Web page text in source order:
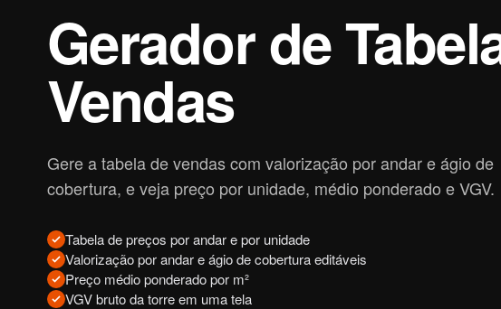
Gerador de
Vendas
Gere a tabela de vendas com valorização por andar e ágio de
cobertura, e veja preço por unidade, médio ponderado e VGV.
Tabela de preços por andar e por unidade
Valorização por andar e ágio de cobertura editáveis
Preço médio ponderado por m²
VGV bruto da torre em uma tela